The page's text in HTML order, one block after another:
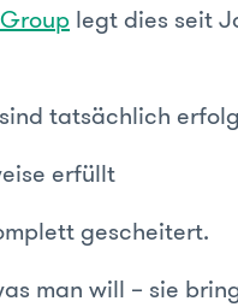
legt dies seit
tatsächlich
erfüllt
gescheitert.
man will – sie